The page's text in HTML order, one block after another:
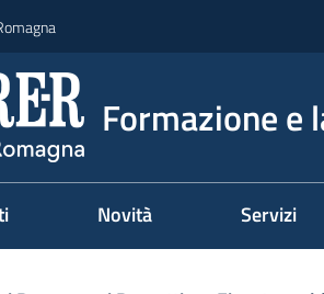
Formazione e
Novità Servizi